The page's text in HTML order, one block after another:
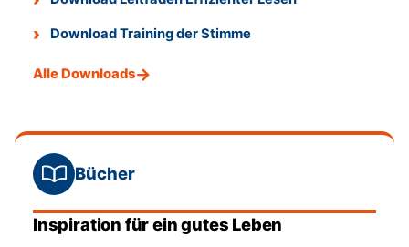
Download Training der Stimme
Alle Downloads
Bücher
Inspiration für ein gutes Leben